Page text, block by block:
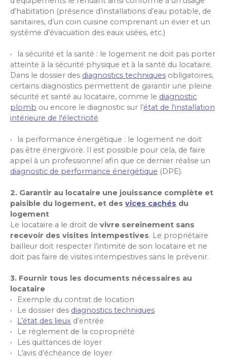
d’habitation (présence d’installations d’eau potable, de
sanitaires, d’un coin cuisine comprenant un évier et un
système d’évacuation des eaux usées, etc.)
la sécurité et la santé : le logement ne doit pas porter
atteinte à la sécurité physique et à la santé du locataire.
Dans le dossier des diagnostics techniques obligatoires,
certains diagnostics permettent de garantir une pleine
sécurité et santé au locataire, comme le diagnostic
plomb ou encore le diagnostic sur l’état de l'installation
intérieure de l'électricité
la performance énergétique : le logement ne doit
pas être énergivore. Il est possible pour cela, de faire
appel à un professionnel afin que ce dernier réalise un
diagnostic de performance énergétique (DPE).
2. Garantir au locataire une jouissance complète et
paisible du logement, et des vices cachés du
logement
Le locataire a le droit de vivre sereinement sans
recevoir des visites intempestives. Le propriétaire
bailleur doit respecter l’intimité de son locataire et ne
doit pas faire de visites intempestives sans le prévenir.
3. Fournir tous les documents nécessaires au
locataire
Exemple du contrat de location
Le dossier des diagnostics techniques
L’état des lieux d’entrée
Le règlement de la copropriété
Les quittances de loyer
L’avis d’échéance de loyer